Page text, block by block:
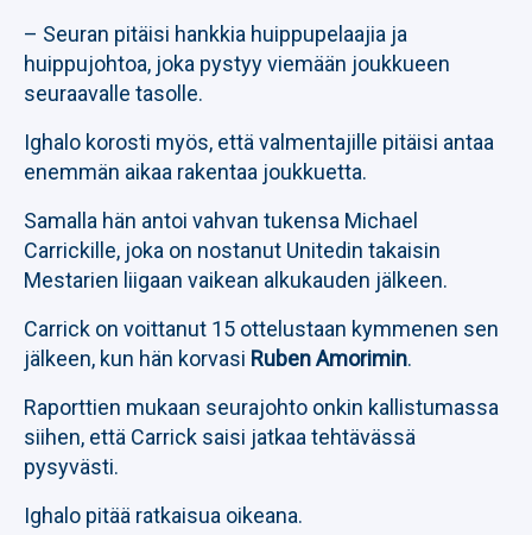
– Seuran pitäisi hankkia huippupelaajia ja
huippujohtoa, joka pystyy viemään joukkueen
seuraavalle tasolle.
Ighalo korosti myös, että valmentajille pitäisi antaa
enemmän aikaa rakentaa joukkuetta.
Samalla hän antoi vahvan tukensa Michael
Carrickille, joka on nostanut Unitedin takaisin
Mestarien liigaan vaikean alkukauden jälkeen.
Carrick on voittanut 15 ottelustaan kymmenen sen
jälkeen, kun hän korvasi Ruben Amorimin.
Raporttien mukaan seurajohto onkin kallistumassa
siihen, että Carrick saisi jatkaa tehtävässä
pysyvästi.
Ighalo pitää ratkaisua oikeana.